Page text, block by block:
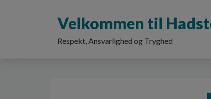
Velkommen til
Respekt, Ansvarlighed og Tryghed